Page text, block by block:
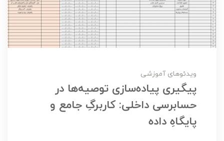
ویدئوهای آموزشی
پیگیری پیاده‌سازی توصیه‌ها در
حسابرسی داخلی: کاربرگِ جامع و
پایگاهِ داده